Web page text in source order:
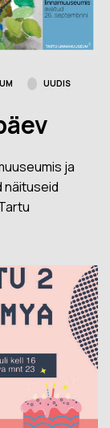
UUDIS
ja
näituseid